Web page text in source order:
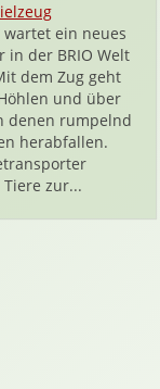
wartet ein neues
in der BRIO Welt
dem Zug geht
und über
denen rumpelnd
herabfallen.
zur...